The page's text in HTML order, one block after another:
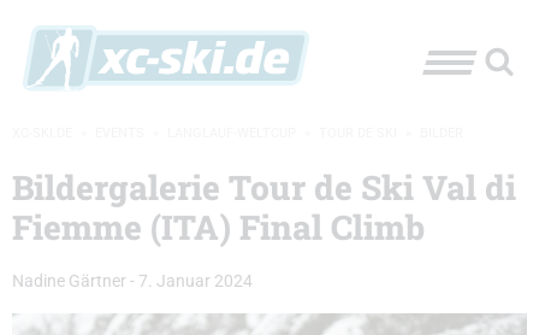
Bildergalerie Tour de Ski Val di
Fiemme (ITA) Final Climb
Nadine Gärtner - 7. Januar 2024